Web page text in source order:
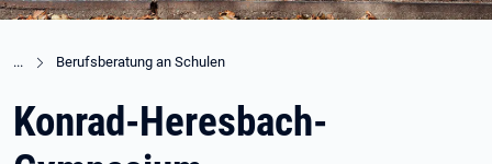
Berufsberatung an Schulen
Konrad-Heresbach-